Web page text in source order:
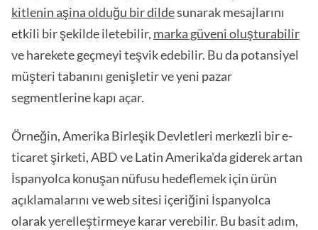
kitlenin aşina olduğu bir dildesunarak mesajlarını
etkili bir şekilde iletebilir, marka güveni oluşturabilir
ve harekete geçmeyi teşvik edebilir. Bu da potansiyel
müşteri tabanını genişletir ve yeni pazar
segmentlerine kapı açar.
Örneğin, Amerika Birleşik Devletleri merkezli bir e-
ticaret şirketi, ABD ve Latin Amerika'da giderek artan
İspanyolca konuşan nüfusu hedeflemek için ürün
açıklamalarını ve web sitesi içeriğini İspanyolca
olarak yerelleştirmeye karar verebilir. Bu basit adım,